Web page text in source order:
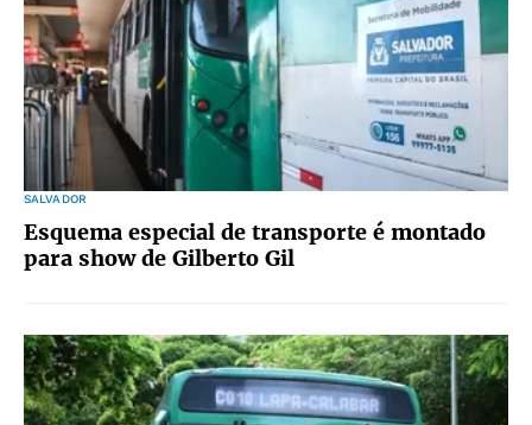
SALVADOR
Esquema especial de transporte é montado
para show de Gilberto Gil